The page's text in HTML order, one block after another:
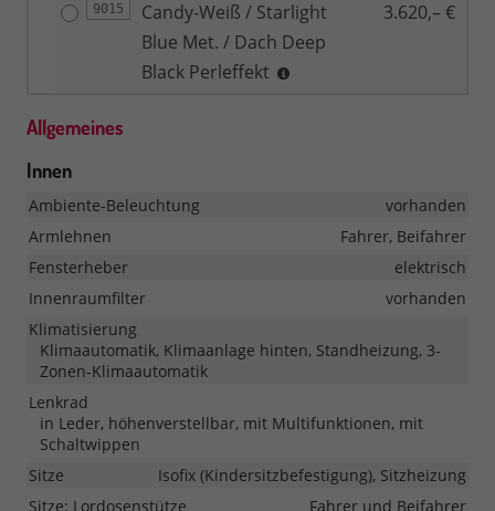
9015
Candy-Weiß / Starlight
Blue Met. / Dach Deep
Black Perleffekt
3.620,– €
Allgemeines
Innen
Ambiente-Beleuchtung
vorhanden
Armlehnen
Fahrer, Beifahrer
Fensterheber
elektrisch
Innenraumfilter
vorhanden
Klimatisierung
Klimaautomatik, Klimaanlage hinten, Standheizung, 3-
Zonen-Klimaautomatik
Lenkrad
in Leder, höhenverstellbar, mit Multifunktionen, mit
Schaltwippen
Sitze
Isofix (Kindersitzbefestigung), Sitzheizung
Sitze: Lordosenstütze
Fahrer und Beifahrer